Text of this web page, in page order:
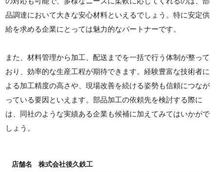
品調達において大きな安心材料といえるでしょう。特に安定供
給を求める企業にとっては魅力的なパートナーです。
また、材料管理から加工、配送までを一括で行う体制が整って
おり、効率的な生産工程が期待できます。経験豊富な技術者に
よる加工精度の高さや、現場改善を続ける姿勢も信頼につなが
っている要因といえます。部品加工の依頼先を検討する際に
は、同社のような実績ある企業も候補に加えてみてはいかがで
しょう。
店舗名 株式会社後久鉄工